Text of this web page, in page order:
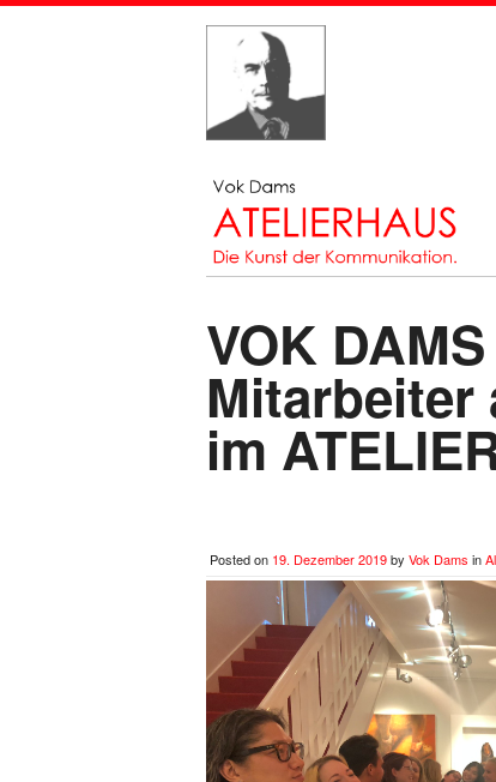
VOK
Mitarbeiter
im
Posted on 19. Dezember 2019by Vok Dams in